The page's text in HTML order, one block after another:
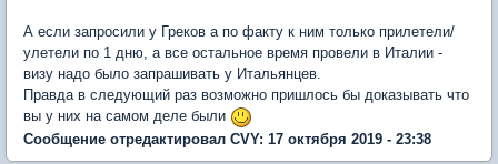
А если запросили у Греков а по факту к ним только прилетели/
улетели по 1 дню, а все остальное время провели в Италии -
визу надо было запрашивать у Итальянцев.
Правда в следующий раз возможно пришлось бы доказывать что
вы у них на самом деле были
Сообщение отредактировал CVY: 17 октября 2019 - 23:38